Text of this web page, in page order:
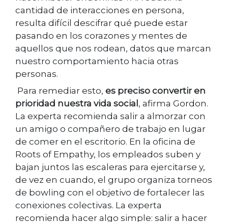
cantidad de interacciones en persona,
resulta difícil descifrar qué puede estar
pasando en los corazones y mentes de
aquellos que nos rodean, datos que marcan
nuestro comportamiento hacia otras
personas.
Para remediar esto, es preciso convertir en
prioridad nuestra vida social, afirma Gordon.
La experta recomienda salir a almorzar con
un amigo o compañero de trabajo en lugar
de comer en el escritorio. En la oficina de
Roots of Empathy, los empleados suben y
bajan juntos las escaleras para ejercitarse y,
de vez en cuando, el grupo organiza torneos
de bowling con el objetivo de fortalecer las
conexiones colectivas. La experta
recomienda hacer algo simple: salir a hacer